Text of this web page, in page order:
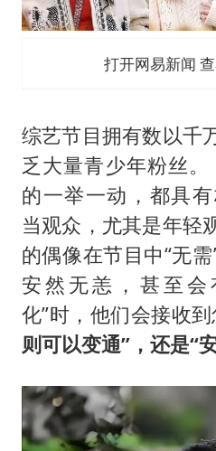
打开网易新闻
综艺节目拥有数以千
乏大量青少年粉丝
的一举一动，都具有
当观众，尤其是年轻
的偶像在节目中“无
安然无恙，甚至会
化”时，他们会接收
则可以变通”，还是“